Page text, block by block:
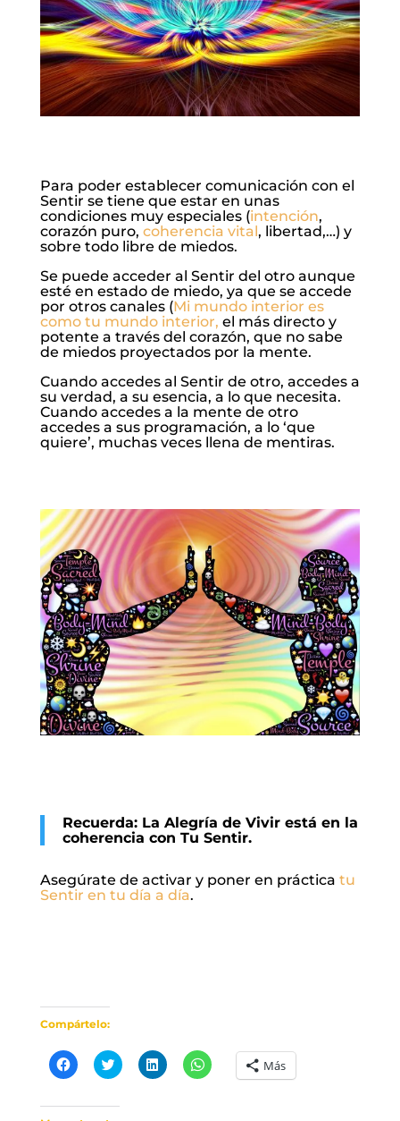
Para poder establecer comunicación con el
Sentir se tiene que estar en unas
condiciones muy especiales (intención,
corazón puro, coherencia vital , libertad,…) y
sobre todo libre de miedos.
Se puede acceder al Sentir del otro aunque
esté en estado de miedo, ya que se accede
por otros canales (Mi mundo interior es
como tu mundo interior, el más directo y
potente a través del corazón, que no sabe
de miedos proyectados por la mente.
Cuando accedes al Sentir de otro, accedes a
su verdad, a su esencia, a lo que necesita.
Cuando accedes a la mente de otro
accedes a sus programación, a lo ‘que
quiere’, muchas veces llena de mentiras.
Recuerda: La Alegría de Vivir está en la
coherencia con Tu Sentir.
Asegúrate de activar y poner en práctica tu
Sentir en tu día a día.
Compártelo:
Haz
clic
en
Haz
clic
en
Haz
clic
Haz
clic Más